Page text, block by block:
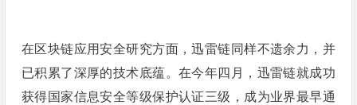
在区块链应用安全研究方面，迅雷链同样不遗余力，并
已积累了深厚的技术底蕴。在今年四月，迅雷链就成功
获得国家信息安全等级保护认证三级，成为业界最早通